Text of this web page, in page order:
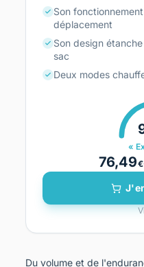
Son
déplacement
Son design
sac
Deux modes
«
76,49€
Du volume et de